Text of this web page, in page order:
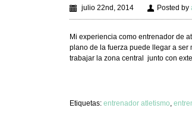
julio 22nd, 2014 Posted by
Mi experiencia como entrenador de
plano de la fuerza puede llegar a ser
trabajar la zona central junto con
Etiquetas: entrenador atletismo,